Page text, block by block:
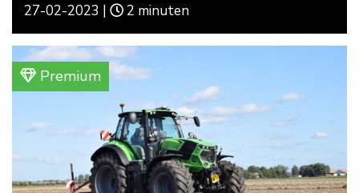
27-02-2023 | 2 minuten
Premium